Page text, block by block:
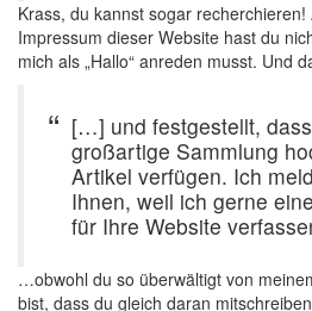
Krass, du kannst sogar
Impressum dieser Website hast du
mich als „Hallo“ anreden musst. Und
[…] und festgestellt,
großartige Sammlung
Artikel verfügen. Ich
Ihnen, weil ich gerne
für Ihre Website
…obwohl du so überwältigt von
bist, dass du gleich daran